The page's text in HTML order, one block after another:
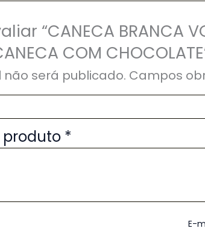
“CANECA BRANCA
COM
será publicado. Campos
produto *
E-